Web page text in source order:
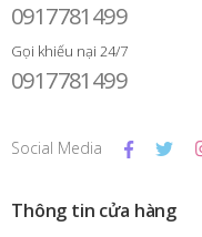
0917781499
Gọi khiếu nại 24/7
0917781499
Social Media
Thông tin cửa hàng